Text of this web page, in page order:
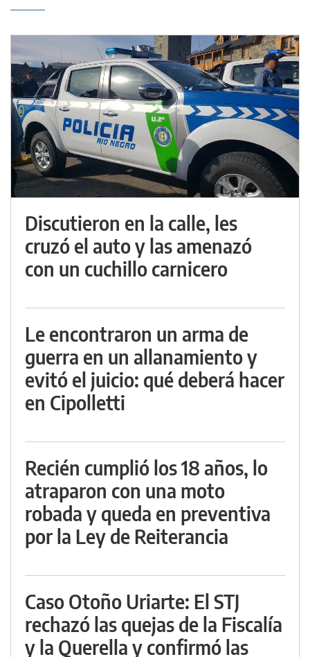
Discutieron en la calle, les
cruzó el auto y las amenazó
con un cuchillo carnicero
Le encontraron un arma de
guerra en un allanamiento y
evitó el juicio: qué deberá hacer
en Cipolletti
Recién cumplió los 18 años, lo
atraparon con una moto
robada y queda en preventiva
por la Ley de Reiterancia
Caso Otoño Uriarte: El STJ
rechazó las quejas de la Fiscalía
y la Querella y confirmó las